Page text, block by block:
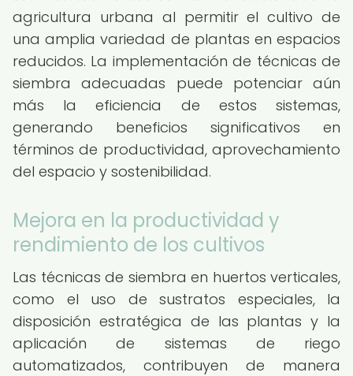
agricultura urbana al permitir el cultivo de
una amplia variedad de plantas en espacios
reducidos. La implementación de técnicas de
siembra adecuadas puede potenciar aún
más la eficiencia de estos sistemas,
generando beneficios significativos en
términos de productividad, aprovechamiento
del espacio y sostenibilidad.
Mejora en la productividad y
rendimiento de los cultivos
Las técnicas de siembra en huertos verticales,
como el uso de sustratos especiales, la
disposición estratégica de las plantas y la
aplicación de sistemas de riego
automatizados, contribuyen de manera